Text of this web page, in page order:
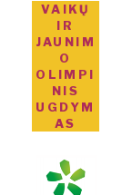
VAIKŲ
IR
JAUNIM
O
OLIMPI
NIS
UGDYM
AS